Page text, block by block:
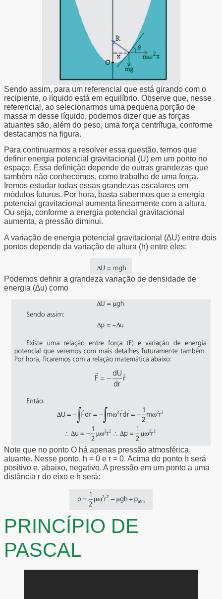
Sendo assim, para um referencial que está girando com o
recipiente, o líquido está em equilíbrio. Observe que, nesse
referencial, ao selecionarmos uma pequena porção de
massa m desse líquido, podemos dizer que as forças
atuantes são, além do peso, uma força centrífuga, conforme
destacamos na figura.
Para continuarmos a resolver essa questão, temos que
definir energia potencial gravitacional (U) em um ponto no
espaço. Essa definição depende de outras grandezas que
também não conhecemos, como trabalho de uma força.
Iremos estudar todas essas grandezas escalares em
módulos futuros. Por hora, basta sabermos que a energia
potencial gravitacional aumenta linearmente com a altura.
Ou seja, conforme a energia potencial gravitacional
aumenta, a pressão diminui.
A variação de energia potencial gravitacional (∆U) entre dois
pontos depende da variação de altura (h) entre eles:
Podemos definir a grandeza variação de densidade de
energia (∆u) como
Note que no ponto O há apenas pressão atmosférica
atuante. Nesse ponto, h = 0 e r = 0. Acima do ponto h será
positivo e, abaixo, negativo. A pressão em um ponto a uma
distância r do eixo e h será:
PRINCÍPIO DE
PASCAL